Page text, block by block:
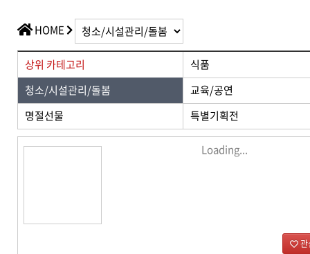
가치플러스
HOME
상위 카테고리
식품
청소/시설관리/돌봄
교육/공연
명절선물
특별기획전
Loading...
관